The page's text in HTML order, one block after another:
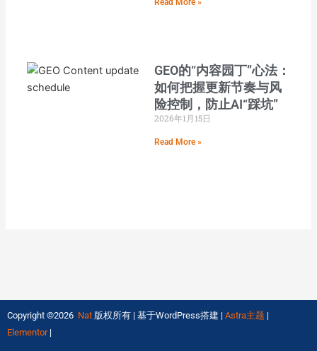
GEO的“内容园丁”心法：
如何把握更新节奏与风
险控制，防止AI“踩坑”
2026年1月15日
Read More »
Copyright ©2026 Nat 版权所有 | 基于WordPress搭建 | Astra主题 |
Elementor|